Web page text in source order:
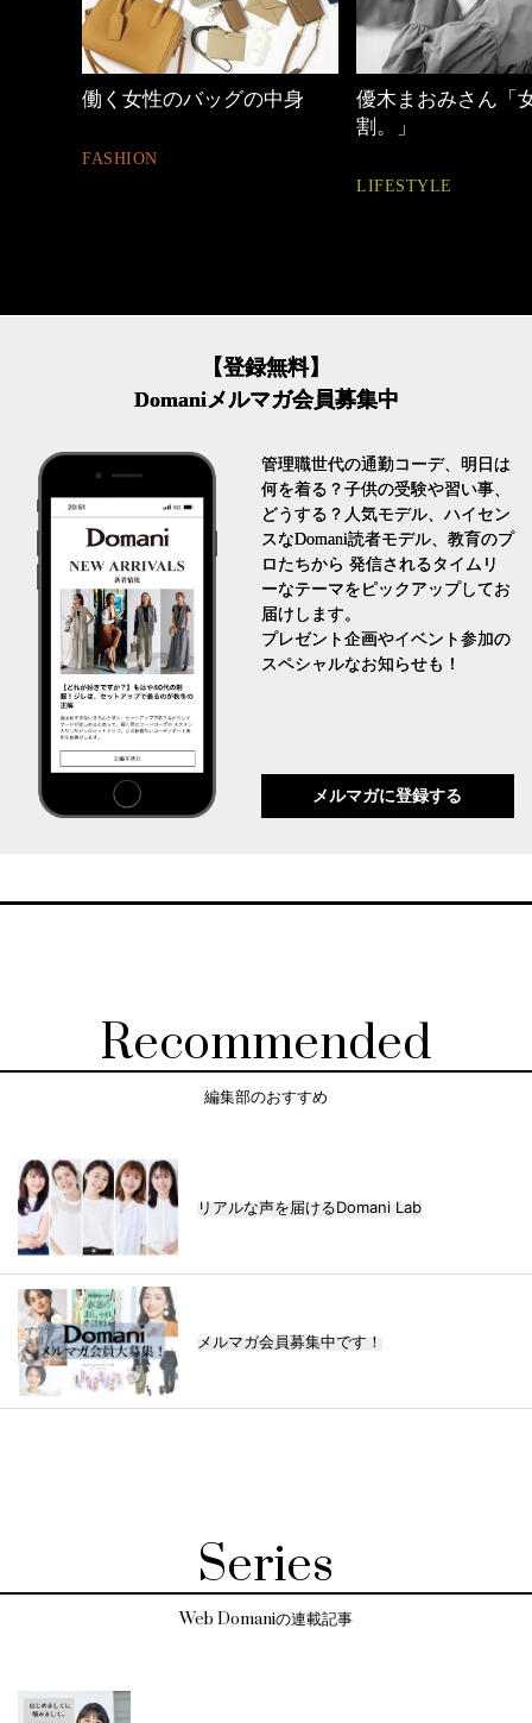
優木まおみさん「女の時間
【ワーママのきれ
ュアル通勤】
FASHION
【登録無料】
Domaniメルマガ会員募集中
管理職世代の通勤コーデ、明日は
何を着る？子供の受験や習い事、
どうする？人気モデル、ハイセン
スなDomani読者モデル、教育のプ
ロたちから 発信されるタイムリ
ーなテーマをピックアップしてお
届けします。
プレゼント企画やイベント参加の
スペシャルなお知らせも！
メルマガに登録する
Recommended
編集部のおすすめ
リアルな声を届けるDomani Lab
メルマガ会員募集中です！
Series
Web Domaniの連載記事